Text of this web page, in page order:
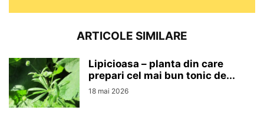
ARTICOLE SIMILARE
Lipicioasa – planta din care
prepari cel mai bun tonic de...
18 mai 2026